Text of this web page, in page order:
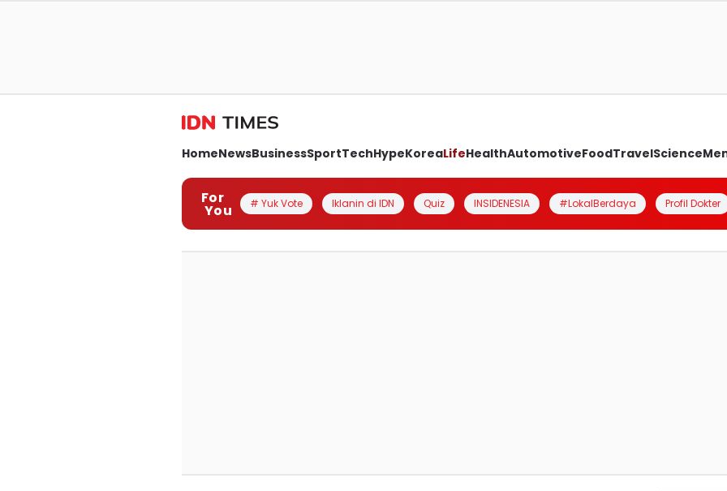
HomeNewsBusinessSportTechHypeKoreaLifeHealthAutomotiveFoodTravelScience
For
You # Yuk Vote Iklanin di IDN Quiz INSIDENESIA #LokalBerdaya Profil Dokter